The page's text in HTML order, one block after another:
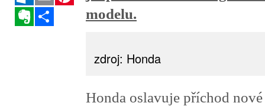
Evernote
modelu.
zdroj: Honda
Honda oslavuje příchod